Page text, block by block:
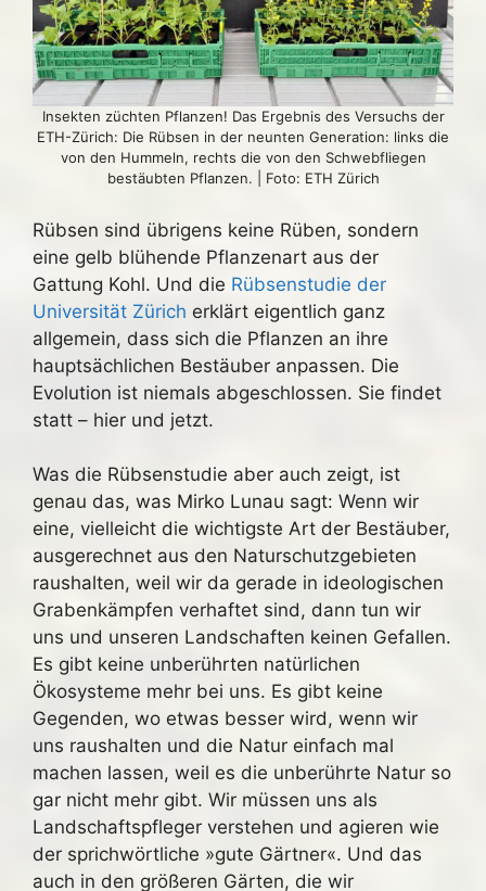
Insekten züchten Pflanzen! Das Ergebnis des Versuchs der
ETH-Zürich: Die Rübsen in der neunten Generation: links die
von den Hummeln, rechts die von den Schwebfliegen
bestäubten Pflanzen. | Foto: ETH Zürich
Rübsen sind übrigens keine Rüben, sondern
eine gelb blühende Pflanzenart aus der
Gattung Kohl. Und die Rübsenstudie der
Universität Zürich erklärt eigentlich ganz
allgemein, dass sich die Pflanzen an ihre
hauptsächlichen Bestäuber anpassen. Die
Evolution ist niemals abgeschlossen. Sie findet
statt – hier und jetzt.
Was die Rübsenstudie aber auch zeigt, ist
genau das, was Mirko Lunau sagt: Wenn wir
eine, vielleicht die wichtigste Art der Bestäuber,
ausgerechnet aus den Naturschutzgebieten
raushalten, weil wir da gerade in ideologischen
Grabenkämpfen verhaftet sind, dann tun wir
uns und unseren Landschaften keinen Gefallen.
Es gibt keine unberührten natürlichen
Ökosysteme mehr bei uns. Es gibt keine
Gegenden, wo etwas besser wird, wenn wir
uns raushalten und die Natur einfach mal
machen lassen, weil es die unberührte Natur so
gar nicht mehr gibt. Wir müssen uns als
Landschaftspfleger verstehen und agieren wie
der sprichwörtliche »gute Gärtner«. Und das
auch in den größeren Gärten, die wir